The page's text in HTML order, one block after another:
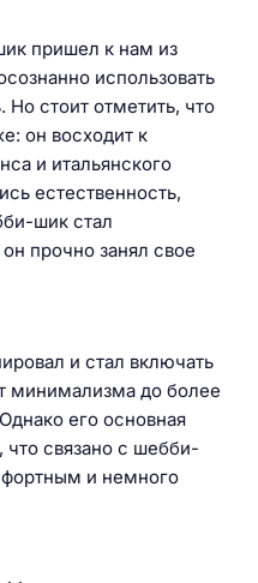
пришел к нам из
использовать
стоит отметить, что
он восходит к
и итальянского
естественность,
шик стал
прочно занял свое
и стал включать
минимализма до более
его основная
что связано с шебби-
и немного